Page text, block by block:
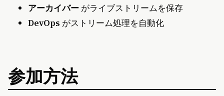
アーカイバーがライブストリームを保存
DevOps がストリーム処理を自動化
参加方法